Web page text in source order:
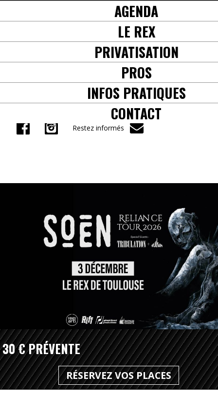
Restez informés
AGENDA
LE REX
PRIVATISATION
PROS
INFOS PRATIQUES
CONTACT
30 € PRÉVENTE
RÉSERVEZ VOS PLACES